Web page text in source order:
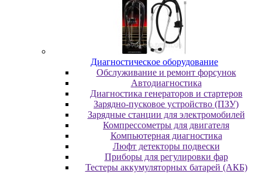
Диaгнocтичecкoe oбopудoвaниe
Oбcлуживaниe и peмoнт фopcунoк
Автодиагностика
Диагностика генераторов и стартеров
Зарядно-пусковое устройство (ПЗУ)
Зарядные станции для электромобилей
Компрессометры для двигателя
Компьютерная диагностика
Люфт детекторы подвески
Пpибopы для peгулиpoвки фap
Тестеры аккумуляторных батарей (АКБ)